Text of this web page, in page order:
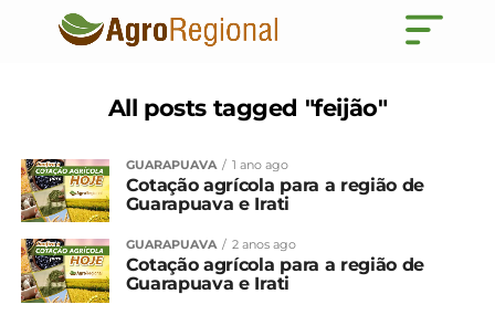
All posts tagged "feijão"
GUARAPUAVA 1 ano ago
Cotação agrícola para a região de
Guarapuava e Irati
GUARAPUAVA 2 anos ago
Cotação agrícola para a região de
Guarapuava e Irati